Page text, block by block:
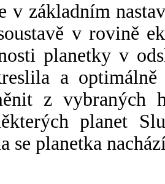
v základním
v rovině
planetky v
a
z vybraných
planet
se planetka